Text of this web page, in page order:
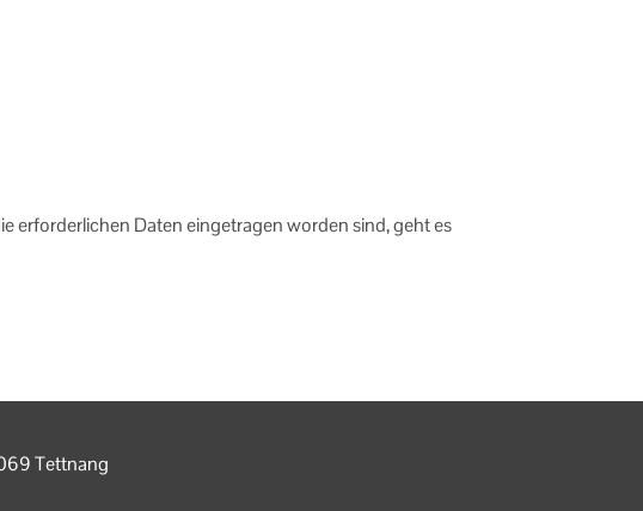
erforderlichen Daten eingetragen worden sind, geht es
Tettnang